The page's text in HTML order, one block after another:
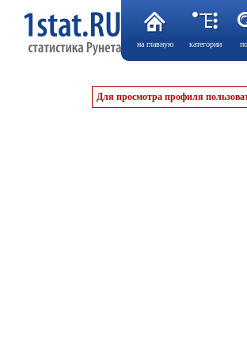
на главную категории
Для просмотра профиля